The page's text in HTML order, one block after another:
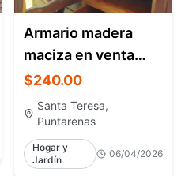
Armario madera
maciza en venta
Santa Teresa Costa
Rica | Con espejos,
como nuevo
$240.00
Santa Teresa,
Puntarenas
Hogar y
Jardín
06/04/2026